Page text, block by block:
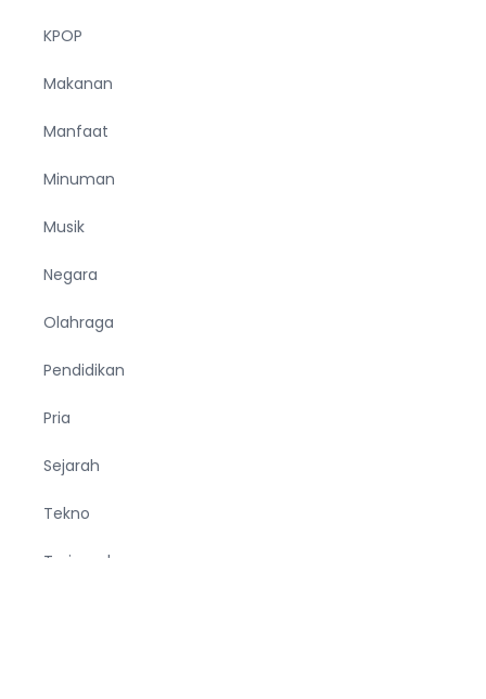
KPOP
Makanan
Manfaat
Minuman
Musik
Negara
Olahraga
Pendidikan
Pria
Sejarah
Tekno
Terjemahan